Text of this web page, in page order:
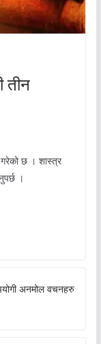
तीन
गरेको छ । शास्त्र
।
अनमोल वचनहरु